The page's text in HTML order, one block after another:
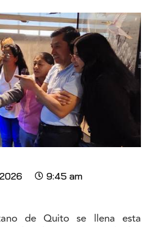
9:45 am
de Quito se llena esta